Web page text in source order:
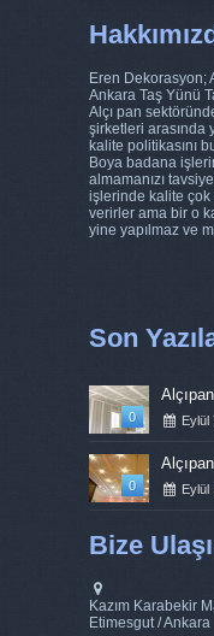
Eren Dekorasyon;
Ankara Taş Yünü
Alçı pan
şirketleri arasında
kalite politikasını
Boya badana
almamanızı
işlerinde kalite
verirler ama bir o
yine yapılmaz ve
Son
0 Eylül
0 Eylül
Bize
Kazım Karabekir
Etimesgut / Ankara